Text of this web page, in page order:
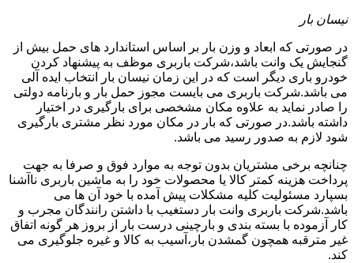
نیسان بار
در صورتی که ابعاد و وزن بار بر اساس استاندارد های حمل بیش از
گنجایش یک وانت باشد،شرکت باربری موظف به پیشنهاد کردن
خودرو باری دیگر است که در این زمان نیسان بار انتخاب ایده آلی
می باشد.شرکت باربری می بایست مجوز حمل بار و بارنامه دولتی
را صادر نماید به علاوه مکان مشخصی برای بارگیری در اختیار
داشته باشد.در صورتی که بار در مکان مورد نظر مشتری بارگیری
شود لازم به صدور رسید می باشد.
چنانچه برخی مشتریان بدون توجه به موارد فوق و صرفا به جهت
پرداخت هزینه کمتر کالا یا محصولات خود را به ماشین باربری ناآشنا
بسپارد مسئولیت کلیه مشکلات پیش آمده با خود آن ها می
باشد.شرکت باربری وانت بار دستغیب با داشتن رانندگان مجرب و
کار آزموده با بسته بندی و بارچینی درست بار از بروز هر گونه اتفاق
غیر مترقبه همچون گمشدن بار،آسیب به کالا و غیره جلوگیری می
کند.